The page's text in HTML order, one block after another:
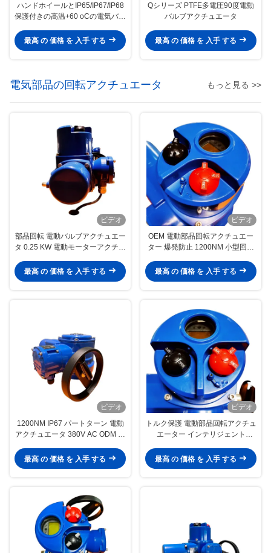
ハンドホイールとIP65/IP67/IP68
保護付きの高温+60 oCの電気バル
最高 の 価格 を 入手 する
Qシリーズ PTFE多電圧90度電動
バルブアクチュエータ
最高 の 価格 を 入手 する
電気部品の回転アクチュエータ もっと見る >>
ビデオ
部品回転 電動バルブアクチュエー
タ 0.25 KW 電動モーターアクチュ
最高 の 価格 を 入手 する
ビデオ
OEM 電動部品回転アクチュエー
ター 爆発防止 1200NM 小型回転
最高 の 価格 を 入手 する
ビデオ
1200NM IP67 パートターン 電動
アクチュエータ 380V AC ODM ト
最高 の 価格 を 入手 する
ビデオ
トルク保護 電動部品回転アクチュ
エーター インテリジェント
最高 の 価格 を 入手 する